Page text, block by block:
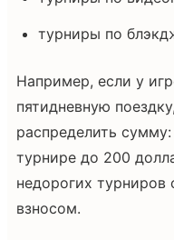
турниры по
Например, если у
пятидневную
распределить
турнире до 200
недорогих
взносом.